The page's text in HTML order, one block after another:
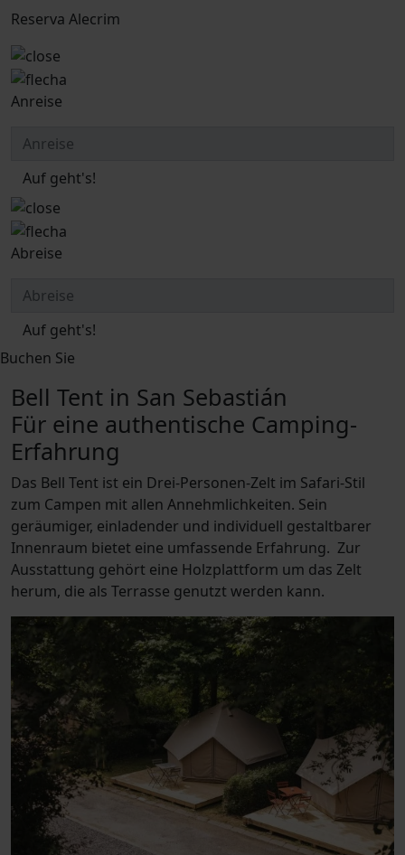
Reserva Alecrim
Anreise
Auf geht's!
Abreise
Auf geht's!
Buchen Sie
Bell Tent in San Sebastián
Für eine authentische Camping-
Erfahrung
Das Bell Tent ist ein Drei-Personen-Zelt im Safari-Stil
zum Campen mit allen Annehmlichkeiten. Sein
geräumiger, einladender und individuell gestaltbarer
Innenraum bietet eine umfassende Erfahrung. Zur
Ausstattung gehört eine Holzplattform um das Zelt
herum, die als Terrasse genutzt werden kann.